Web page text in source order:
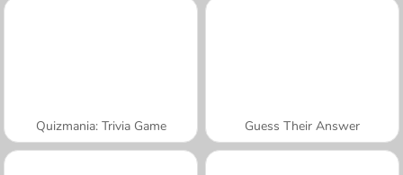
Quizmania: Trivia Game Guess Their Answer